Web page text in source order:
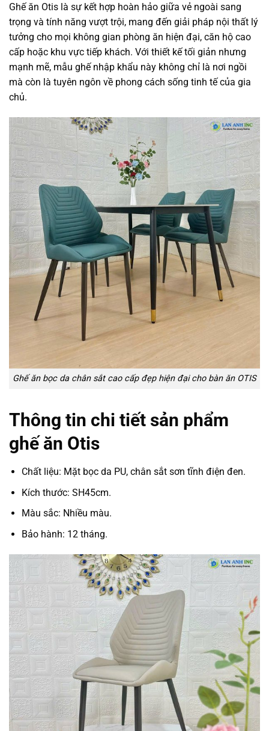
Ghế ăn Otis là sự kết hợp hoàn hảo giữa vẻ ngoài sang
trọng và tính năng vượt trội, mang đến giải pháp nội thất lý
tưởng cho mọi không gian phòng ăn hiện đại, căn hộ cao
cấp hoặc khu vực tiếp khách. Với thiết kế tối giản nhưng
mạnh mẽ, mẫu ghế nhập khẩu này không chỉ là nơi ngồi
mà còn là tuyên ngôn về phong cách sống tinh tế của gia
chủ.
Ghế ăn bọc da chân sắt cao cấp đẹp hiện đại cho bàn ăn OTIS
Thông tin chi tiết sản phẩm
ghế ăn Otis
Chất liệu: Mặt bọc da PU, chân sắt sơn tĩnh điện đen.
Kích thước: SH45cm.
Màu sắc: Nhiều màu.
Bảo hành: 12 tháng.